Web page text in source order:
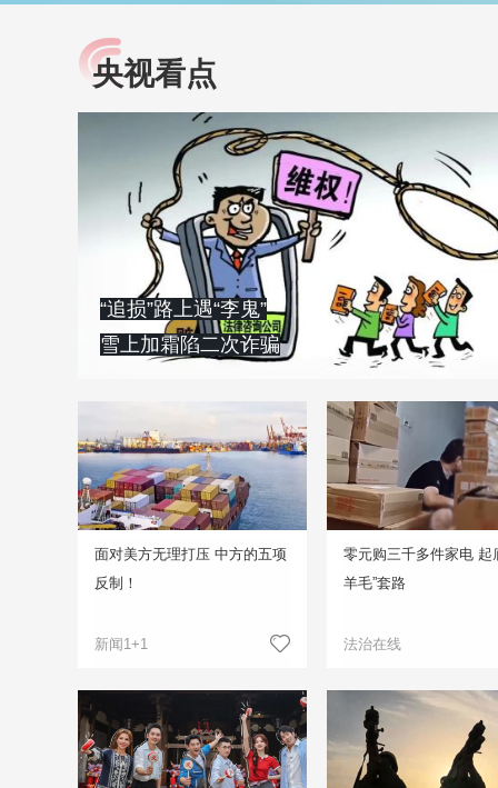
小央视频
央视网原创视频子品牌，
以更加贴近年轻人的视
角，有趣、有料、有故事
的方式解读时代。
提高全民健康素养水
助力“健康中国2030”
略。央视网《全民健
康》，向所有人分享
知识！
央视看点
“追损”路上遇“李鬼”
雪上加霜陷二次诈骗
面对美方无理打压 中方的五项
反制！
新闻1+1
零元购三千多件家电 起
羊毛”套路
法治在线